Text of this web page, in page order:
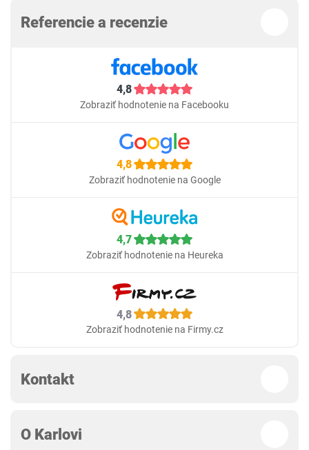
Referencie a recenzie
4,8
Zobraziť hodnotenie na Facebooku
4,8
Zobraziť hodnotenie na Google
4,7
Zobraziť hodnotenie na Heureka
4,8
Zobraziť hodnotenie na Firmy.cz
Kontakt
O Karlovi